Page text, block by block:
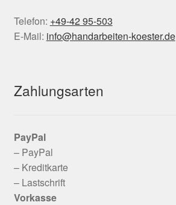
Telefon: +49-42 95-503
E-Mail: info@handarbeiten-koester.de
Zahlungsarten
PayPal
– PayPal
– Kreditkarte
– Lastschrift
Vorkasse